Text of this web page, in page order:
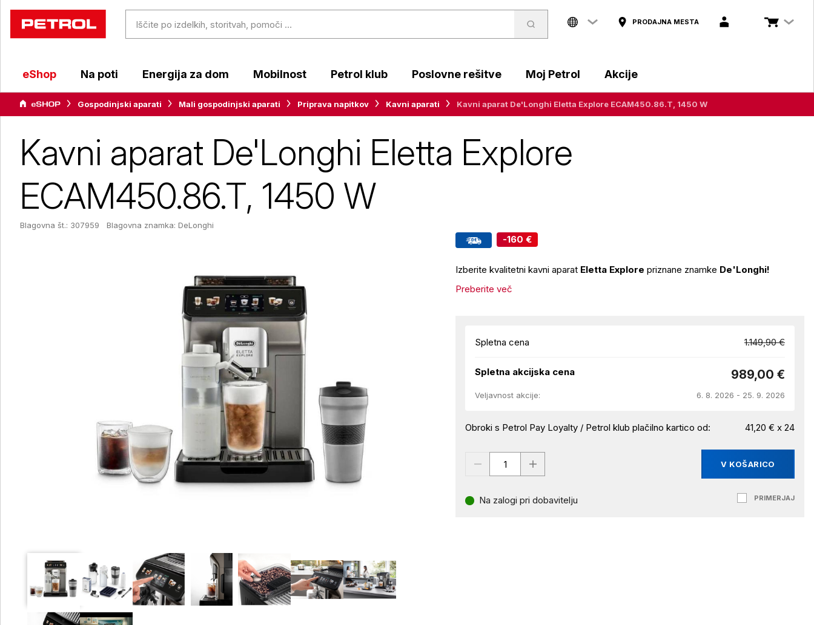
PRODAJNA MESTA
eShop Na poti Energija za dom Mobilnost Petrol klub Poslovne rešitve Moj Petrol Akcije
Gospodinjski aparati Mali gospodinjski aparati Priprava napitkov Kavni aparati Kavni aparat De'Longhi Eletta Explore ECAM450.86.T, 1450 W
Kavni aparat De'Longhi Eletta Explore
ECAM450.86.T, 1450 W
Blagovna št.: 307959 Blagovna znamka: DeLonghi
-160 €
Izberite kvalitetni kavni aparat Eletta Explorepriznane znamke De'Longhi!
Preberite več
Spletna cena 1.149,90 €
Spletna akcijska cena 989,00 €
Veljavnost akcije: 6. 8. 2026 - 25. 9. 2026
Obroki s Petrol Pay Loyalty / Petrol klub plačilno kartico od: 41,20 € x 24
V KOŠARICO
Na zalogi pri dobavitelju PRIMERJAJ